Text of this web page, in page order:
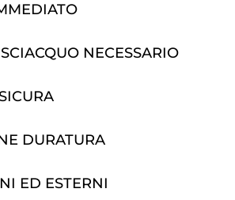
NECESSARIO
DURATURA
ED ESTERNI